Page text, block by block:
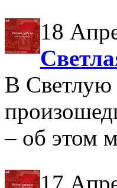
18
В Светлую
– об этом